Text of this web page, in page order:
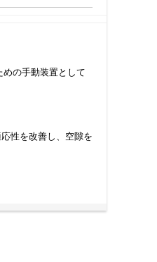
の手動装置として
性を改善し、空隙を
離れた瞬間に冷め